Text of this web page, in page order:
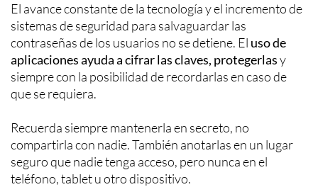
El avance constante de la tecnología y el incremento de
sistemasde seguridad para salvaguardar las
contraseñas de los usuarios no se detiene. El uso de
aplicaciones ayuda a cifrar las claves, protegerlasy
siempre con la posibilidad de recordarlas en caso de
que se requiera.
Recuerda siempre mantenerla en secreto, no
compartirla con nadie. También anotarlas en un lugar
seguro que nadie tenga acceso, pero nunca en el
teléfono, tablet u otro dispositivo.